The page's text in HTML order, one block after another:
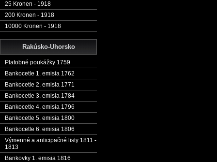
25 Kronen - 1918
200 Kronen - 1918
10000 Kronen - 1918
Rakúsko-Uhorsko
Platobné poukážky 1759
Bankocetle 1. emisia 1762
Bankocetle 2. emisia 1771
Bankocetle 3. emisia 1784
Bankocetle 4. emisia 1796
Bankocetle 5. emisia 1800
Bankocetle 6. emisia 1806
Výmenné a anticipačné listy 1811 -
1813
Bankovky 1. emisia 1816